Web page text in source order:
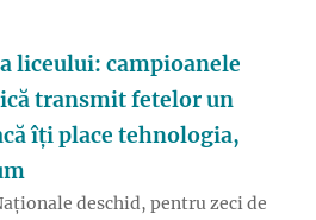
liceului: campioanele
transmit fetelor un
îți place tehnologia,
deschid, pentru zeci de